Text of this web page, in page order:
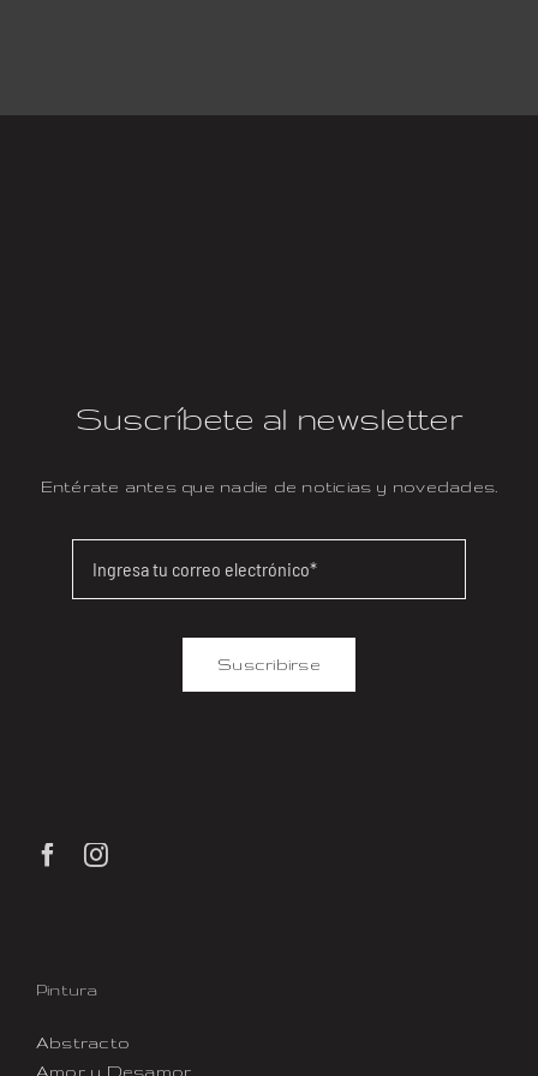
Suscríbete al newsletter
Entérate antes que nadie de noticias y novedades.
Suscribirse
Pintura
Abstracto
Amor y Desamor